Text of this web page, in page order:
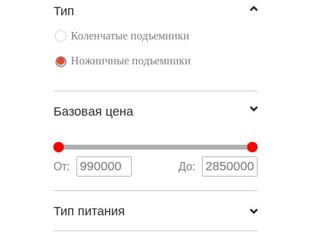
Тип
Коленчатые подъемники
Ножничные подъемники
Базовая цена
От: До:
Тип питания